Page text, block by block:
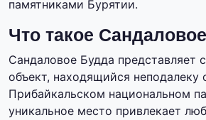
памятниками Бурятии.
Что такое
Сандаловое Будда представляет
объект, находящийся неподалеку
Прибайкальском национальном
уникальное место привлекает